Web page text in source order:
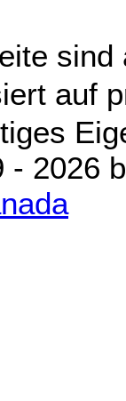
auf
- 2026